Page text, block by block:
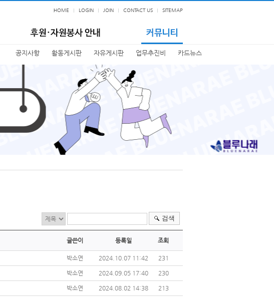
HOME LOGIN JOIN CONTACT US SITEMAP
공지사항 활동게시판 자유게시판 업무추진비 카드뉴스
검색
글쓴이 등록일 조회
박소연 2024.10.07 11:42 231
박소연 2024.09.05 17:40 230
박소연 2024.08.02 14:38 213